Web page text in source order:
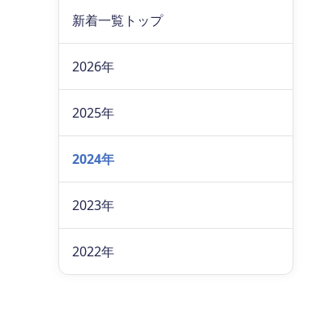
新着一覧トップ
2026年
2025年
2024年
2023年
2022年